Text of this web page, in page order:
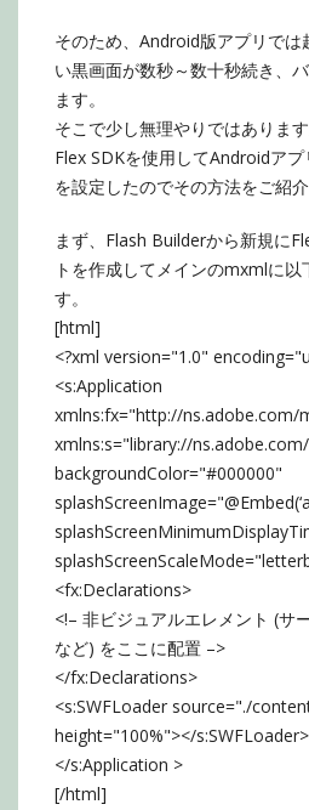
そのため、Android版アプリでは
い黒画面が数秒～数十秒続き、
ます。
そこで少し無理やりではありま
Flex SDKを使用してAndroidア
を設定したのでその方法をご紹介
まず、Flash Builderから新規に
トを作成してメインのmxmlに以
す。
[html]
<?xml version="1.0"
<s:Application
xmlns:fx="http://ns.adobe.com/
xmlns:s="library://
backgroundColor="#000000"
<fx:Declarations>
<!– 非ビジュアルエレメント (サ
など) をここに配置 –>
</fx:Declarations>
<s:SWFLoader source="./
height="100%"></s:SWFLoader>
</s:Application >
[/html]